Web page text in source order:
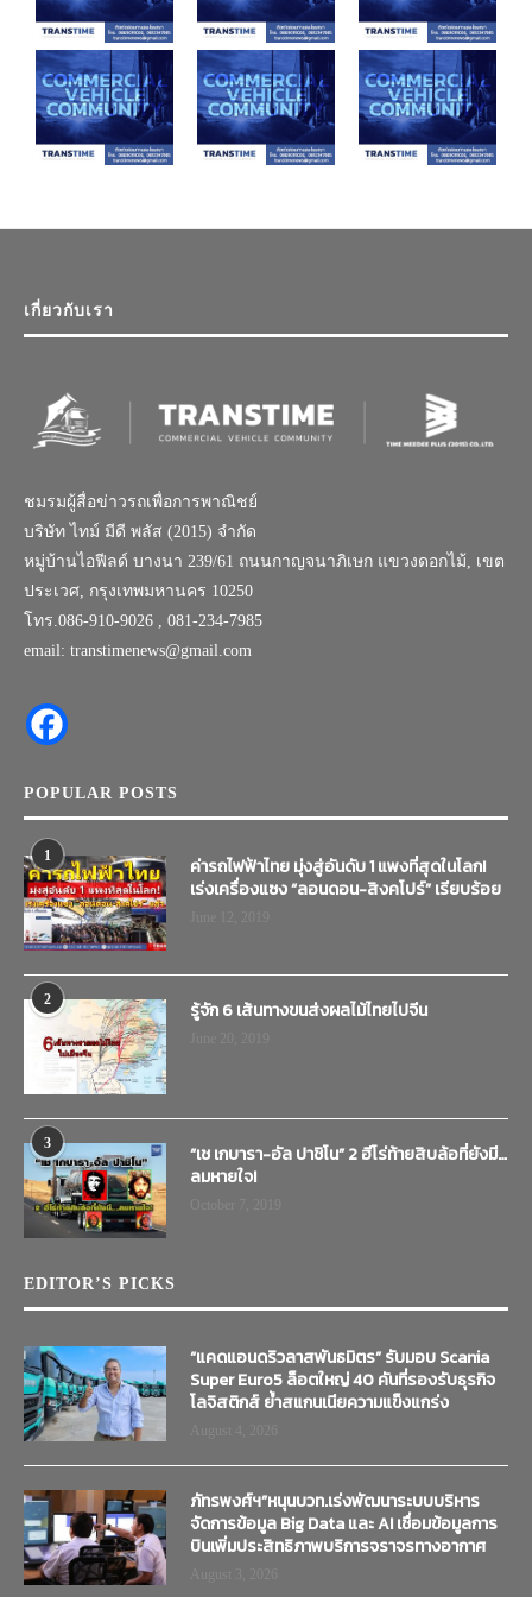
เกี่ยวกับเรา
ชมรมผู้สื่อข่าวรถเพื่อการพาณิชย์
บริษัท ไทม์ มีดี พลัส (2015) จำกัด
หมู่บ้านไอฟีลด์ บางนา 239/61 ถนนกาญจนาภิเษก แขวงดอกไม้, เขต
ประเวศ, กรุงเทพมหานคร 10250
โทร.086-910-9026 , 081-234-7985
email: transtimenews@gmail.com
POPULAR POSTS
1
ค่ารถไฟฟ้าไทย มุ่งสู่อันดับ 1 แพงที่สุดในโลก!
เร่งเครื่องแซง “ลอนดอน-สิงคโปร์” เรียบร้อย
2 รู้จัก 6 เส้นทางขนส่งผลไม้ไทยไปจีน
3
“เช เกบารา-อัล ปาชิโน” 2 ฮีโร่ท้ายสิบล้อที่ยังมี…
ลมหายใจ!
EDITOR’S PICKS
“แคดแอนดริวลาสพันธมิตร” รับมอบ Scania
Super Euro5 ล็อตใหญ่ 40 คันที่รองรับธุรกิจ
โลจิสติกส์ ย้ำสแกนเนียความแข็งแกร่ง
ภัทรพงศ์ฯ”หนุนบวท.เร่งพัฒนาระบบบริหาร
จัดการข้อมูล Big Data และ AI เชื่อมข้อมูลการ
บินเพิ่มประสิทธิภาพบริการจราจรทางอากาศ